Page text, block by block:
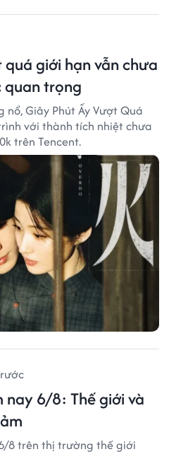
giới hạn vẫn chưa
quan trọng
Giây Phút Ấy Vượt Quá
với thành tích nhiệt chưa
trên Tencent.
nay 6/8: Thế giới và
8 trên thị trường thế giới